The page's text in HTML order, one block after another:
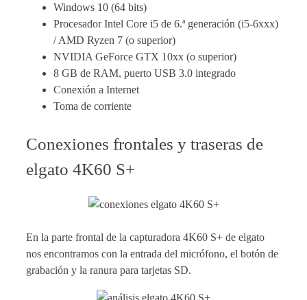
Windows 10 (64 bits)
Procesador Intel Core i5 de 6.ª generación (i5-6xxx)
/ AMD Ryzen 7 (o superior)
NVIDIA GeForce GTX 10xx (o superior)
8 GB de RAM, puerto USB 3.0 integrado
Conexión a Internet
Toma de corriente
Conexiones frontales y traseras de
elgato 4K60 S+
En la parte frontal de la capturadora 4K60 S+ de elgato
nos encontramos con la entrada del micrófono, el botón de
grabación y la ranura para tarjetas SD.